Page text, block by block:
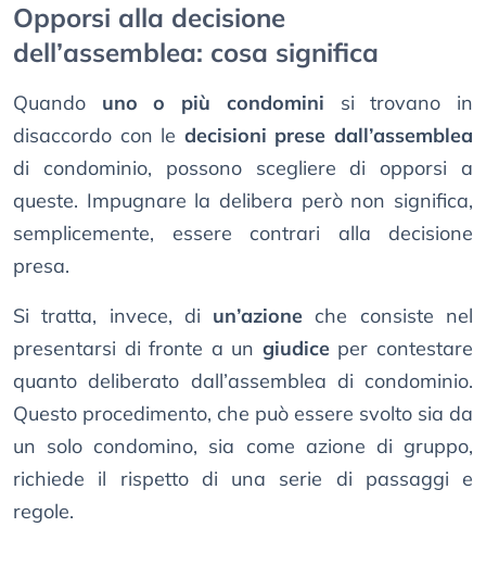
Opporsi alla decisione
dell’assemblea: cosa significa
Quando uno o più condomini si trovano in
disaccordo con le decisioni prese dall’assemblea
di condominio, possono scegliere di opporsi a
queste. Impugnare la delibera però non significa,
semplicemente, essere contrari alla decisione
presa.
Si tratta, invece, di un’azione che consiste nel
presentarsi di fronte a un giudice per contestare
quanto deliberato dall’assemblea di condominio.
Questo procedimento, che può essere svolto sia da
un solo condomino, sia come azione di gruppo,
richiede il rispetto di una serie di passaggi e
regole.